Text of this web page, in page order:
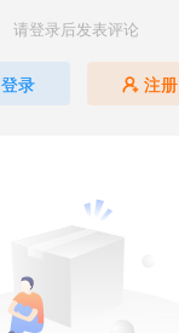
请登录后发表评论
登录 注册